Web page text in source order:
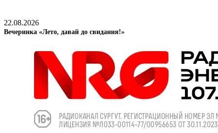
22.08.2026
Вечеринка «Лето, давай до свидания!»